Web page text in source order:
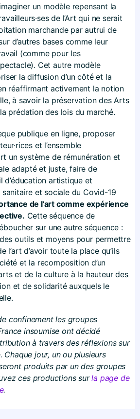
un modèle repensant la
de l’Art qui ne serait
marchande par autrui de
d’autres bases comme leur
(comme pour les
Cet autre modèle
la diffusion d’un côté et la
réaffirmant activement la notion
à savoir la préservation des Arts
prédation des lois du marché.
publique en ligne, proposer
et l’ensemble
un système de rémunération et
adapté et juste, faire de
d’éducation artistique et
et sociale du Covid-19
de l’art comme expérience
Cette séquence de
sur une autre séquence :
outils et moyens pour permettre
l’art d’avoir toute la place qu’ils
et la recomposition d’un
et de la culture à la hauteur des
et de solidarité auxquels le
confinement les groupes
insoumise ont décidé
à travers des réflexions sur
Chaque jour, un ou plusieurs
produits par un des groupes
ces productions surla page de
.